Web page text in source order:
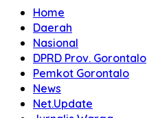
Home
Daerah
Nasional
DPRD Prov. Gorontalo
Pemkot Gorontalo
News
Net.Update